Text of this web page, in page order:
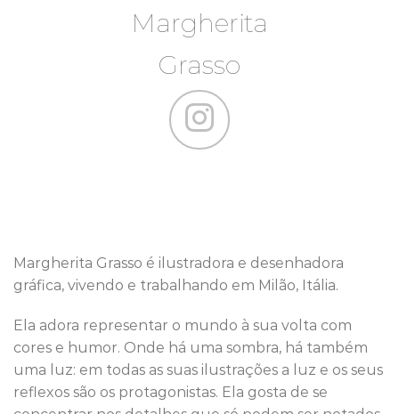
Margherita
Grasso
Margherita Grasso é ilustradora e desenhadora
gráfica, vivendo e trabalhando em Milão, Itália.
Ela adora representar o mundo à sua volta com
cores e humor. Onde há uma sombra, há também
uma luz: em todas as suas ilustrações a luz e os seus
reflexos são os protagonistas. Ela gosta de se